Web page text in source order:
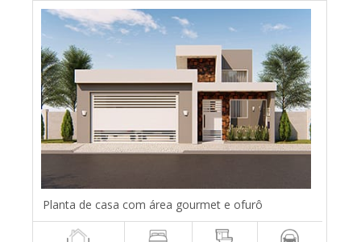
Planta de casa com área gourmet e ofurô